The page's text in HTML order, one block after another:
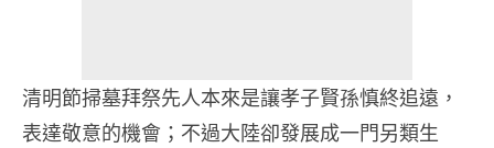
清明節掃墓拜祭先人本來是讓孝子賢孫慎終追遠，
表達敬意的機會；不過大陸卻發展成一門另類生